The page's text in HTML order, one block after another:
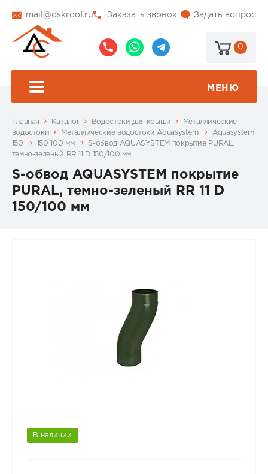
mail@dskroof.ru Задать вопрос
Заказать звонок
0
МЕНЮ
Главная Каталог Водостоки для крыши
Металлические
водостоки
Металлические водостоки Aquasystem
Aquasystem
150
150 100 мм
S-обвод AQUASYSTEM покрытие PURAL,
темно-зеленый RR 11 D 150/100 мм
S-обвод AQUASYSTEM покрытие
PURAL, темно-зеленый RR 11 D
150/100 мм
В наличии